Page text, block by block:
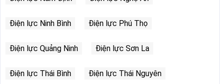
Điện lực Ninh Bình Điện lực Phú Thọ
Điện lực Quảng Ninh Điện lực Sơn La
Điện lực Thái Bình Điện lực Thái Nguyên